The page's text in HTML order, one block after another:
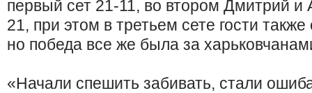
первый сет 21-11, во втором Дмитрий и
21, при этом в третьем сете гости
но победа все же была за
«Начали спешить забивать, стали